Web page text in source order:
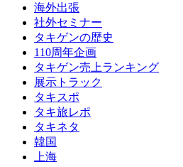
海外出張
社外セミナー
タキゲンの歴史
110周年企画
タキゲン売上ランキング
展示トラック
タキスポ
タキ旅レポ
タキネタ
韓国
上海